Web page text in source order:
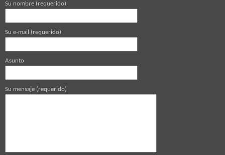
Su nombre (requerido)
Su e-mail (requerido)
Asunto
Su mensaje (requerido)